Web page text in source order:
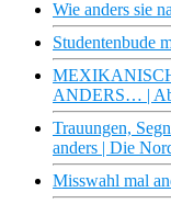
Wie anders sie
Studentenbude
ANDERS… |
Trauungen,
anders | Die
Misswahl mal